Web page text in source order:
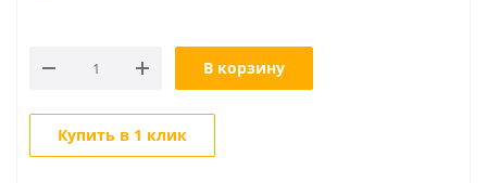
В корзину
Купить в 1 клик